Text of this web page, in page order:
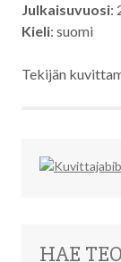
Julkaisuvuosi:
Kieli: suomi
Tekijän
HAE